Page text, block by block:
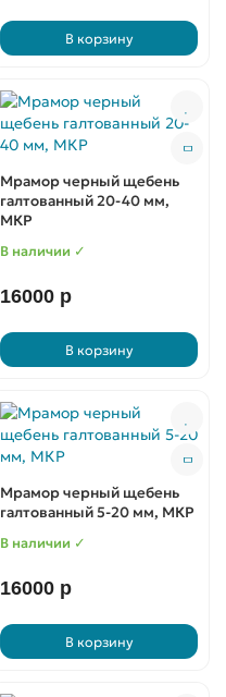
В корзину
Мрамор черный щебень
галтованный 20-40 мм,
МКР
В наличии ✓
16000 р
В корзину
Мрамор черный щебень
галтованный 5-20 мм, МКР
В наличии ✓
16000 р
В корзину